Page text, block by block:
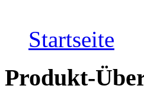
Startseite
Produkt-